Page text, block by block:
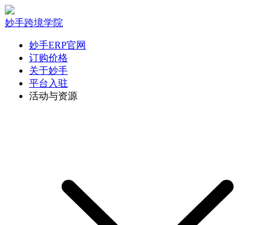
妙手跨境学院
妙手ERP官网
订购价格
关于妙手
平台入驻
活动与资源